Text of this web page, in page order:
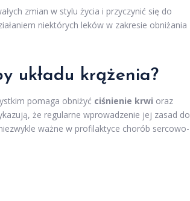
zmian w stylu życia i przyczynić się do
niektórych leków w zakresie obniżania
układu krążenia?
pomaga obniżyć ciśnienie krwi oraz
że regularne wprowadzenie jej zasad do
ważne w profilaktyce chorób sercowo-